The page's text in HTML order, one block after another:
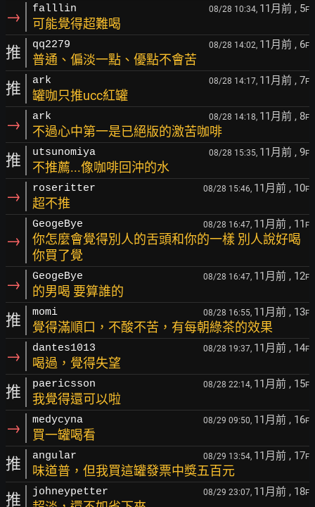
→ falllin 08/28 10:34, 11月前 , 5F
可能覺得超難喝
推 qq2279 08/28 14:02, 11月前 , 6F
普通、偏淡一點、優點不會苦
推 ark 08/28 14:17, 11月前 , 7F
罐咖只推ucc紅罐
→ ark 08/28 14:18, 11月前 , 8F
不過心中第一是已絕版的激苦咖啡
推 utsunomiya 08/28 15:35, 11月前 , 9F
不推薦...像咖啡回沖的水
→ roseritter 08/28 15:46, 11月前 , 10F
超不推
→
GeogeBye 08/28 16:47, 11月前 , 11 F
你怎麼會覺得別人的舌頭和你的一樣 別人說好喝
你買了覺
→ GeogeBye 08/28 16:47, 11月前 , 12F
的男喝 要算誰的
推 momi 08/28 16:55, 11月前 , 13F
覺得滿順口，不酸不苦，有每朝綠茶的效果
→ dantes1013 08/28 19:37, 11月前 , 14F
喝過，覺得失望
推 paericsson 08/28 22:14, 11月前 , 15F
我覺得還可以啦
→ medycyna 08/29 09:50, 11月前 , 16F
買一罐喝看
推 angular 08/29 13:54, 11月前 , 17F
味道普，但我買這罐發票中獎五百元
推 johneypetter 08/29 23:07, 11月前 , 18F